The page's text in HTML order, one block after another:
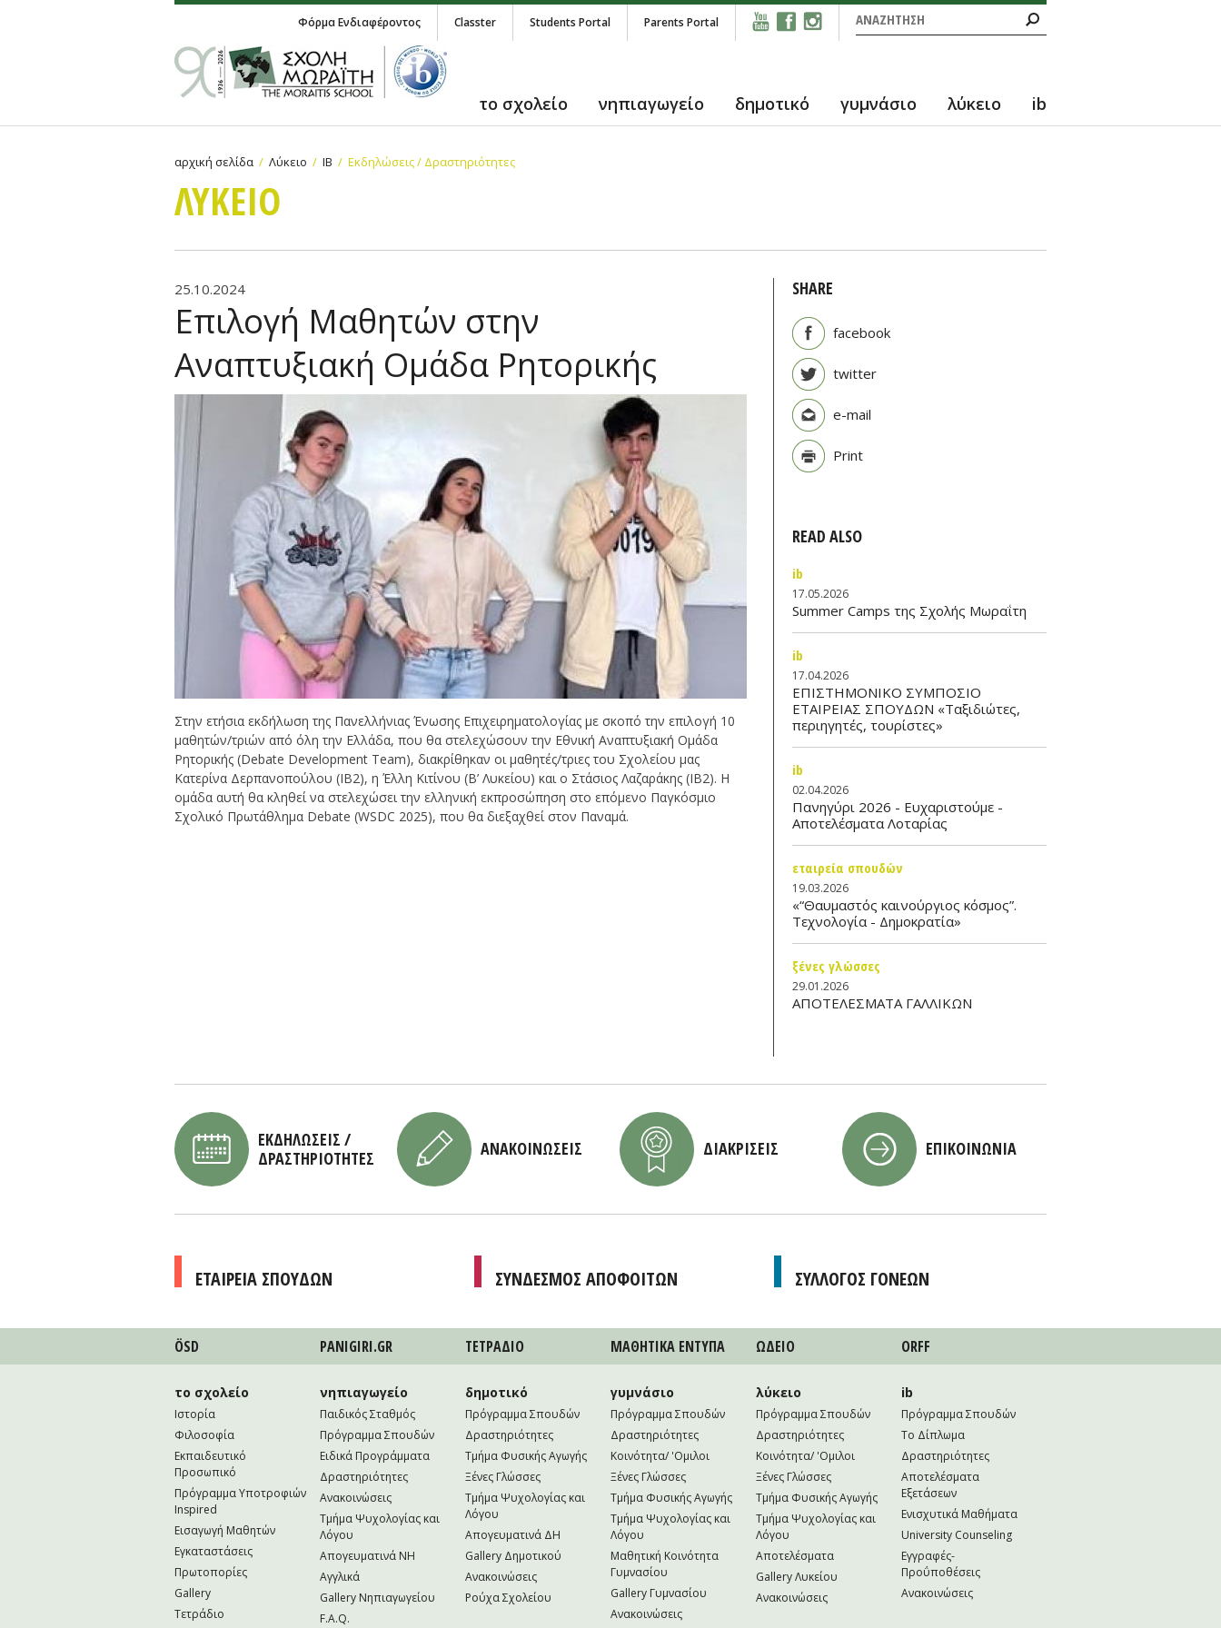
Φόρμα αναζήτησης
Αναζήτηση
Φόρμα Ενδιαφέροντος Classter Students Portal Parents Portal
το σχολείο νηπιαγωγείο δημοτικό γυμνάσιο λύκειο ib
αρχική σελίδα Λύκειο IB Εκδηλώσεις / Δραστηριότητες
ΛΥΚΕΙΟ
25.10.2024
Επιλογή Μαθητών στην
Αναπτυξιακή Ομάδα Ρητορικής
Στην ετήσια εκδήλωση της Πανελλήνιας Ένωσης Επιχειρηματολογίας με σκοπό την επιλογή 10
μαθητών/τριών από όλη την Ελλάδα, που θα στελεχώσουν την Εθνική Αναπτυξιακή Ομάδα
Ρητορικής (Debate Development Team), διακρίθηκαν οι μαθητές/τριες του Σχολείου μας
Κατερίνα Δερπανοπούλου (IB2), η Έλλη Κιτίνου (Β’ Λυκείου) και ο Στάσιος Λαζαράκης (ΙΒ2). Η
ομάδα αυτή θα κληθεί να στελεχώσει την ελληνική εκπροσώπηση στο επόμενο Παγκόσμιο
Σχολικό Πρωτάθλημα Debate (WSDC 2025), που θα διεξαχθεί στον Παναμά.
SHARE
facebook
twitter
e-mail
Print
READ ALSO
ib
17.05.2026
Summer Camps της Σχολής Μωραΐτη
ib
17.04.2026
ΕΠΙΣΤΗΜΟΝΙΚΟ ΣΥΜΠΟΣΙΟ
ΕΤΑΙΡΕΙΑΣ ΣΠΟΥΔΩΝ «Ταξιδιώτες,
περιηγητές, τουρίστες»
ib
02.04.2026
Πανηγύρι 2026 - Ευχαριστούμε -
Αποτελέσματα Λοταρίας
εταιρεία σπουδών
19.03.2026
«“Θαυμαστός καινούργιος κόσμος”.
Τεχνολογία - Δημοκρατία»
ξένες γλώσσες
29.01.2026
ΑΠΟΤΕΛΕΣΜΑΤΑ ΓΑΛΛΙΚΩΝ
ΕΚΔΗΛΩΣΕΙΣ /
ΔΡΑΣΤΗΡΙΟΤΗΤΕΣ
ΑΝΑΚΟΙΝΩΣΕΙΣ ΔΙΑΚΡΙΣΕΙΣ ΕΠΙΚΟΙΝΩΝΙΑ
ΕΤΑΙΡΕΙΑ ΣΠΟΥΔΩΝ ΣΥΝΔΕΣΜΟΣ ΑΠΟΦΟΙΤΩΝ ΣΥΛΛΟΓΟΣ ΓΟΝΕΩΝ
ÖSD PANIGIRI.GR ΤΕΤΡAΔΙΟ ΜΑΘΗΤΙΚA ΕΝΤΥΠΑ ΩΔΕΙΟ ORFF
το σχολείο
Ιστορία
Φιλοσοφία
Εκπαιδευτικό
Προσωπικό
Πρόγραμμα Υποτροφιών
Inspired
Εισαγωγή Μαθητών
Εγκαταστάσεις
Πρωτοπορίες
Gallery
Τετράδιο
νηπιαγωγείο
Παιδικός Σταθμός
Πρόγραμμα Σπουδών
Ειδικά Προγράμματα
Δραστηριότητες
Ανακοινώσεις
Τμήμα Ψυχολογίας και
Λόγου
Απογευματινά NH
Αγγλικά
Gallery Νηπιαγωγείου
F.A.Q.
δημοτικό
Πρόγραμμα Σπουδών
Δραστηριότητες
Τμήμα Φυσικής Αγωγής
Ξένες Γλώσσες
Τμήμα Ψυχολογίας και
Λόγου
Απογευματινά ΔΗ
Gallery Δημοτικού
Ανακοινώσεις
Ρούχα Σχολείου
γυμνάσιο
Πρόγραμμα Σπουδών
Δραστηριότητες
Κοινότητα/ 'Ομιλοι
Ξένες Γλώσσες
Τμήμα Φυσικής Αγωγής
Τμήμα Ψυχολογίας και
Λόγου
Μαθητική Κοινότητα
Γυμνασίου
Gallery Γυμνασίου
Ανακοινώσεις
λύκειο
Πρόγραμμα Σπουδών
Δραστηριότητες
Κοινότητα/ 'Ομιλοι
Ξένες Γλώσσες
Τμήμα Φυσικής Αγωγής
Τμήμα Ψυχολογίας και
Λόγου
Αποτελέσματα
Gallery Λυκείου
Ανακοινώσεις
ib
Πρόγραμμα Σπουδών
Το Δίπλωμα
Δραστηριότητες
Αποτελέσματα
Εξετάσεων
Ενισχυτικά Μαθήματα
University Counseling
Εγγραφές-
Προΰποθέσεις
Ανακοινώσεις